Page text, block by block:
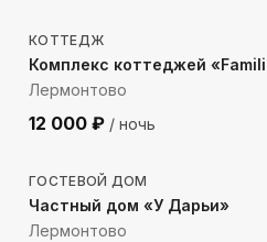
КОТТЕДЖ
Комплекс коттеджей
Лермонтово
12 000 ₽ / ночь
135м до моря
ГОСТЕВОЙ ДОМ
Частный дом «У Дарьи»
Лермонтово